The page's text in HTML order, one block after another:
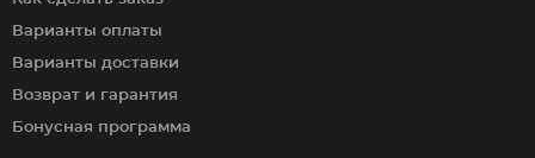
Варианты оплаты
Варианты доставки
Возврат и гарантия
Бонусная программа